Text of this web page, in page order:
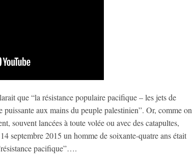
que “la résistance populaire pacifique – les jets de
puissante aux mains du peuple palestinien”. Or, comme on
souvent lancées à toute volée ou avec des catapultes,
septembre 2015 un homme de soixante-quatre ans était
pacifique”….